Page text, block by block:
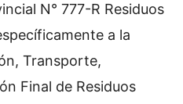
N° 777-R Residuos
a la
Transporte,
Final de Residuos